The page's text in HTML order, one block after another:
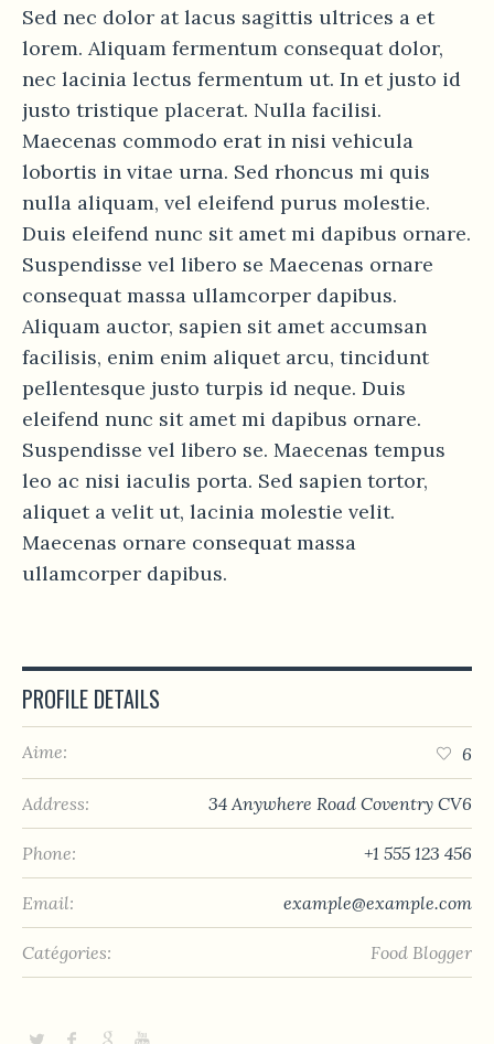
Sed nec dolor at lacus sagittis ultrices a et
lorem. Aliquam fermentum consequat dolor,
nec lacinia lectus fermentum ut. In et justo id
justo tristique placerat. Nulla facilisi.
Maecenas commodo erat in nisi vehicula
lobortis in vitae urna. Sed rhoncus mi quis
nulla aliquam, vel eleifend purus molestie.
Duis eleifend nunc sit amet mi dapibus ornare.
Suspendisse vel libero se Maecenas ornare
consequat massa ullamcorper dapibus.
Aliquam auctor, sapien sit amet accumsan
facilisis, enim enim aliquet arcu, tincidunt
pellentesque justo turpis id neque. Duis
eleifend nunc sit amet mi dapibus ornare.
Suspendisse vel libero se. Maecenas tempus
leo ac nisi iaculis porta. Sed sapien tortor,
aliquet a velit ut, lacinia molestie velit.
Maecenas ornare consequat massa
ullamcorper dapibus.
PROFILE DETAILS
Aime: 6
Address: 34 Anywhere Road Coventry CV6
Phone: +1 555 123 456
Email: example@example.com
Catégories: Food Blogger